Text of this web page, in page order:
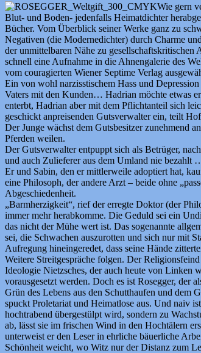
Wie gern
Blut- und Boden- jedenfalls Heimatdichter
Bücher. Vom Überblick seiner Werke ganz zu
Negativen (die Modernedichter) durch Charme
der unmittelbaren Nähe zu
schnell eine Aufnahme in die Ahnengalerie des
vom couragierten Wiener Septime Verlag
Ein von wohl narzisstischem Hass und
Vaters mit den Kunden… Hadrian möchte etwas
enterbt, Hadrian aber mit dem Pflichtanteil sich
geschickt anpreisenden Gutsverwalter ein, teilt
Der Junge wächst dem Gutsbesitzer zunehmend
Pferden weilen.
Der Gutsverwalter entpuppt sich als Betrüger,
und auch Zulieferer aus dem Umland nie bezahlt
Er und Sabin, den er mittlerweile adoptiert hat,
eine Philosoph, der andere Arzt – beide ohne
Abgeschiedenheit.
„Barmherzigkeit“, rief der erregte Doktor (der
immer mehr herabkomme. Die Geduld sei ein
das nicht der Mühe wert ist. Das sogenannte
sei, die Schwachen auszurotten und sich nur mit
Aufregung hineingeredet, dass seine Hände
Weitere Streitgespräche folgen. Der
Ideologie Nietzsches, der auch heute von Linken
vorausgesetzt werden. Doch es ist Rosegger, der
Grün des Lebens aus den Schutthaufen und dem
spuckt Proletariat und Heimatlose aus. Und naiv
hochtrabend übergestülpt wird, sondern zu
ab, lässt sie im frischen Wind in den Hochtälern
unterweist er den Leser in ehrliche bäuerliche
Schönheit weicht, wo Witz nur der Distanz zum